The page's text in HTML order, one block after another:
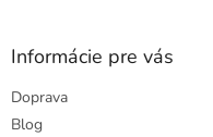
Informácie pre vás
Doprava
Blog